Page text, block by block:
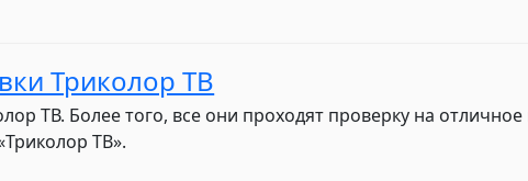
Триколор ТВ
ТВ. Более того, все они проходят проверку на
ТВ».